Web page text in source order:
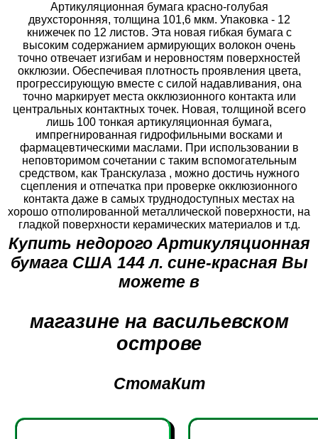
Артикуляционная бумага красно-голубая
двухсторонняя, толщина 101,6 мкм. Упаковка - 12
книжечек по 12 листов. Эта новая гибкая бумага с
высоким содержанием армирующих волокон очень
точно отвечает изгибам и неровностям поверхностей
окклюзии. Обеспечивая плотность проявления цвета,
прогрессирующую вместе с силой надавливания, она
точно маркирует места окклюзионного контакта или
центральных контактных точек. Новая, толщиной всего
лишь 100 тонкая артикуляционная бумага,
импрегнированная гидрофильными восками и
фармацевтическими маслами. При использовании в
неповторимом сочетании с таким вспомогательным
средством, как Транскулаза , можно достичь нужного
сцепления и отпечатка при проверке окклюзионного
контакта даже в самых труднодоступных местах на
хорошо отполированной металлической поверхности, на
гладкой поверхности керамических материалов и т.д.
Купить недорого Артикуляционная
бумага США 144 л. сине-красная Вы
можете в
магазине на васильевском
острове
СтомаКит